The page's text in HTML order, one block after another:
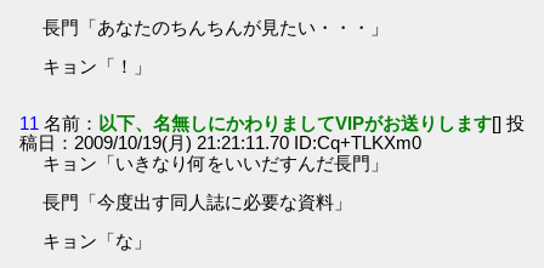
長門「あなたのちんちんが見たい・・・」
キョン「！」
11 名前： 以下、名無しにかわりましてVIPがお送りします[] 投
稿日：2009/10/19(月) 21:21:11.70 ID:Cq+TLKXm0
キョン「いきなり何をいいだすんだ長門」
長門「今度出す同人誌に必要な資料」
キョン「な」